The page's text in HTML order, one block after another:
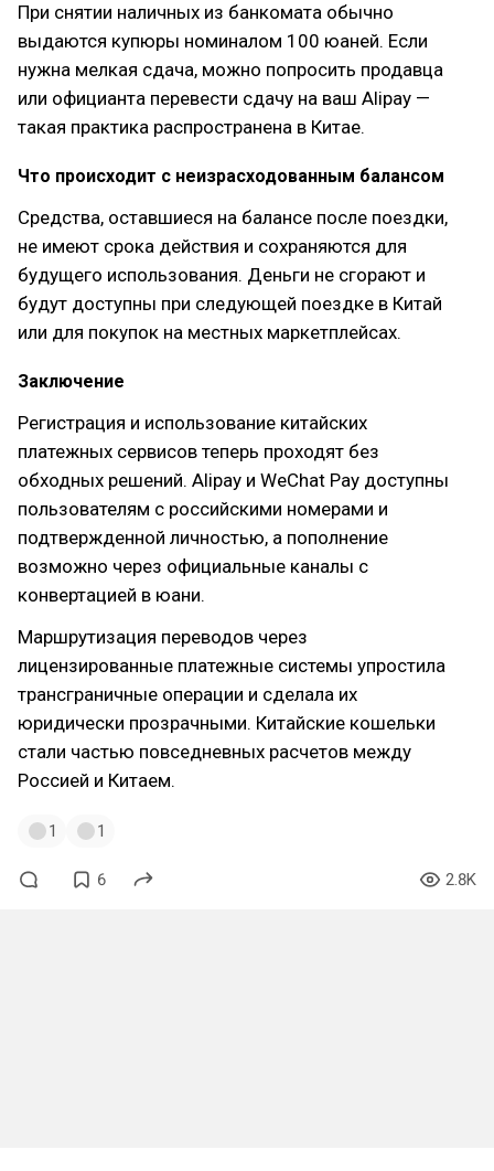
При снятии наличных из банкомата обычно
выдаются купюры номиналом 100 юаней. Если
нужна мелкая сдача, можно попросить продавца
или официанта перевести сдачу на ваш Alipay —
такая практика распространена в Китае.
Что происходит с неизрасходованным балансом
Средства, оставшиеся на балансе после поездки,
не имеют срока действия и сохраняются для
будущего использования. Деньги не сгорают и
будут доступны при следующей поездке в Китай
или для покупок на местных маркетплейсах.
Заключение
Регистрация и использование китайских
платежных сервисов теперь проходят без
обходных решений. Alipay и WeChat Pay доступны
пользователям с российскими номерами и
подтвержденной личностью, а пополнение
возможно через официальные каналы с
конвертацией в юани.
Маршрутизация переводов через
лицензированные платежные системы упростила
трансграничные операции и сделала их
юридически прозрачными. Китайские кошельки
стали частью повседневных расчетов между
Россией и Китаем.
1 1
6 2.8K